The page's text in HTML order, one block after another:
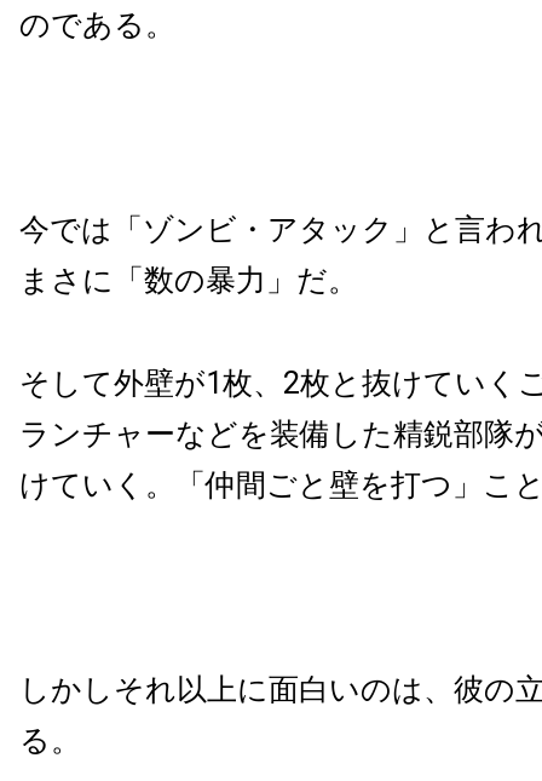
のである。
今では「ゾンビ・アタック」と言わ
まさに「数の暴力」だ。
そして外壁が1枚、2枚と抜けていく
ランチャーなどを装備した精鋭部隊
けていく。「仲間ごと壁を打つ」こ
しかしそれ以上に面白いのは、彼の
る。